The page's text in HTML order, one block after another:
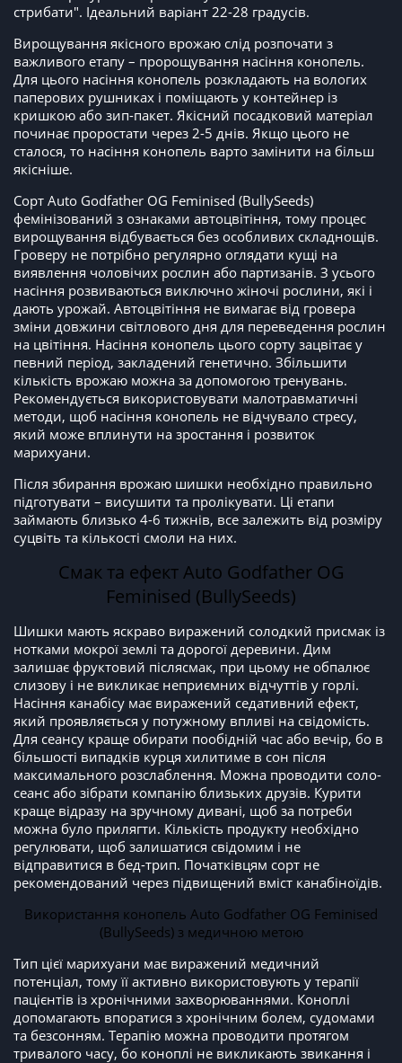
стрибати". Ідеальний варіант 22-28 градусів.
Вирощування якісного врожаю слід розпочати з
важливого етапу – пророщування насіння конопель.
Для цього насіння конопель розкладають на вологих
паперових рушниках і поміщають у контейнер із
кришкою або зип-пакет. Якісний посадковий матеріал
починає проростати через 2-5 днів. Якщо цього не
сталося, то насіння конопель варто замінити на більш
якісніше.
Сорт Auto Godfather OG Feminised (BullySeeds)
фемінізований з ознаками автоцвітіння, тому процес
вирощування відбувається без особливих складнощів.
Гроверу не потрібно регулярно оглядати кущі на
виявлення чоловічих рослин або партизанів. З усього
насіння розвиваються виключно жіночі рослини, які і
дають урожай. Автоцвітіння не вимагає від гровера
зміни довжини світлового дня для переведення рослин
на цвітіння. Насіння конопель цього сорту зацвітає у
певний період, закладений генетично. Збільшити
кількість врожаю можна за допомогою тренувань.
Рекомендується використовувати малотравматичні
методи, щоб насіння конопель не відчувало стресу,
який може вплинути на зростання і розвиток
марихуани.
Після збирання врожаю шишки необхідно правильно
підготувати – висушити та пролікувати. Ці етапи
займають близько 4-6 тижнів, все залежить від розміру
суцвіть та кількості смоли на них.
Смак та ефект Auto Godfather OG
Feminised (BullySeeds)
Шишки мають яскраво виражений солодкий присмак із
нотками мокрої землі та дорогої деревини. Дим
залишає фруктовий післясмак, при цьому не обпалює
слизову і не викликає неприємних відчуттів у горлі.
Насіння канабісу має виражений седативний ефект,
який проявляється у потужному впливі на свідомість.
Для сеансу краще обирати пообідній час або вечір, бо в
більшості випадків курця хилитиме в сон після
максимального розслаблення. Можна проводити соло-
сеанс або зібрати компанію близьких друзів. Курити
краще відразу на зручному дивані, щоб за потреби
можна було прилягти. Кількість продукту необхідно
регулювати, щоб залишатися свідомим і не
відправитися в бед-трип. Початківцям сорт не
рекомендований через підвищений вміст канабіноїдів.
Використання конопель Auto Godfather OG Feminised
(BullySeeds) з медичною метою
Тип цієї марихуани має виражений медичний
потенціал, тому її активно використовують у терапії
пацієнтів із хронічними захворюваннями. Коноплі
допомагають впоратися з хронічним болем, судомами
та безсонням. Терапію можна проводити протягом
тривалого часу, бо коноплі не викликають звикання і